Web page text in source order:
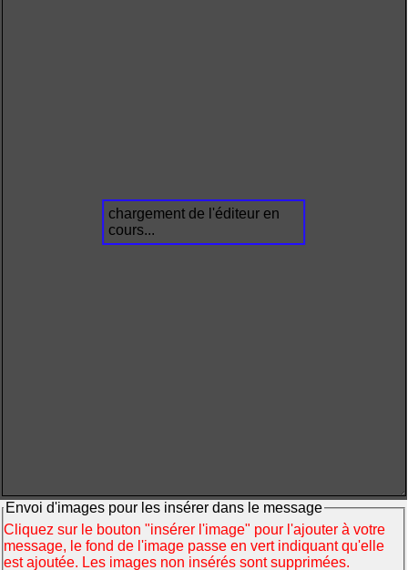
chargement de l'éditeur en
cours...
Envoi d'images pour les insérer dans le message
Cliquez sur le bouton "insérer l'image" pour l'ajouter à votre
message, le fond de l'image passe en vert indiquant qu'elle
est ajoutée. Les images non insérés sont supprimées.